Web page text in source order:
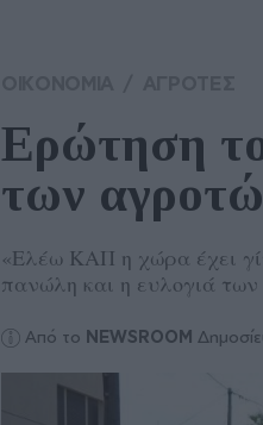
Ερώτηση
των
«Ελέω ΚΑΠ η χώρα έχει
πανώλη και η ευλογιά
Από το NEWSROOM